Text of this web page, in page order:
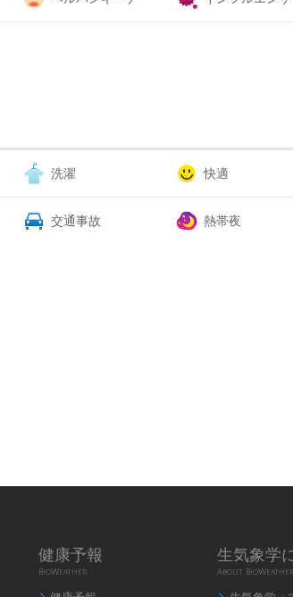
洗濯 快適
交通事故 熱帯夜
健康予報
BioWeather
生気象学
About